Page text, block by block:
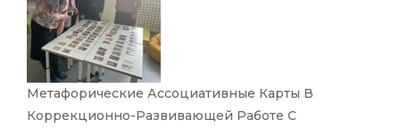
Метафорические Ассоциативные Карты В
Коррекционно-Развивающей Работе С